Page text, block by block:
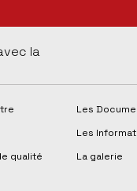
la
qualité
Les
Les
La galerie